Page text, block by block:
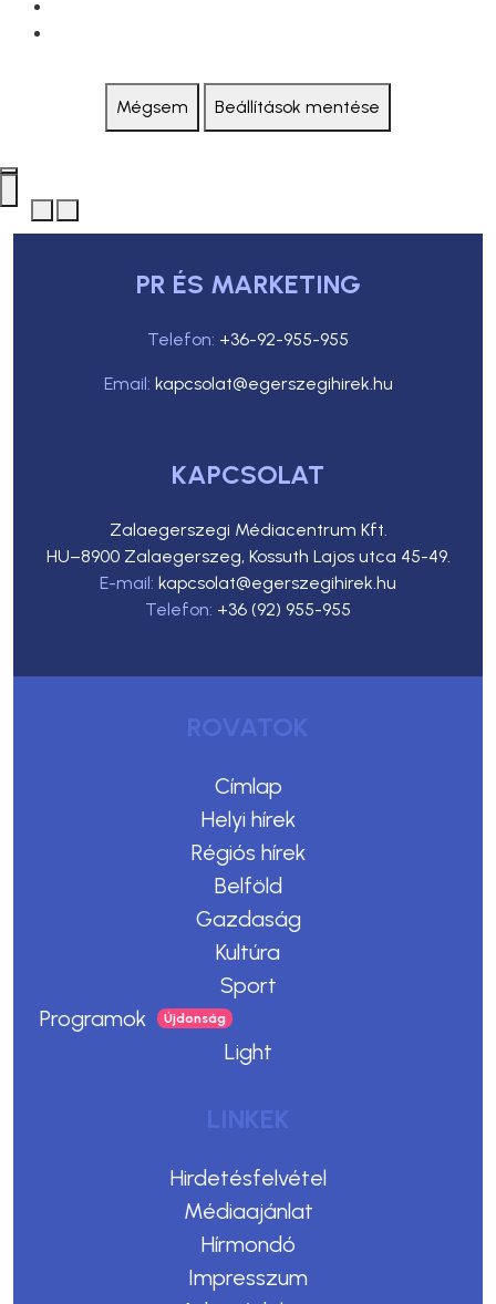
Mégsem Beállítások mentése
PR ÉS MARKETING
Telefon: +36-92-955-955
Email: kapcsolat@egerszegihirek.hu
KAPCSOLAT
Zalaegerszegi Médiacentrum Kft.
HU–8900 Zalaegerszeg, Kossuth Lajos utca 45-49.
E-mail: kapcsolat@egerszegihirek.hu
Telefon: +36 (92) 955-955
ROVATOK
Címlap
Helyi hírek
Régiós hírek
Belföld
Gazdaság
Kultúra
Sport
Programok
Light
LINKEK
Hirdetésfelvétel
Médiaajánlat
Hírmondó
Impresszum